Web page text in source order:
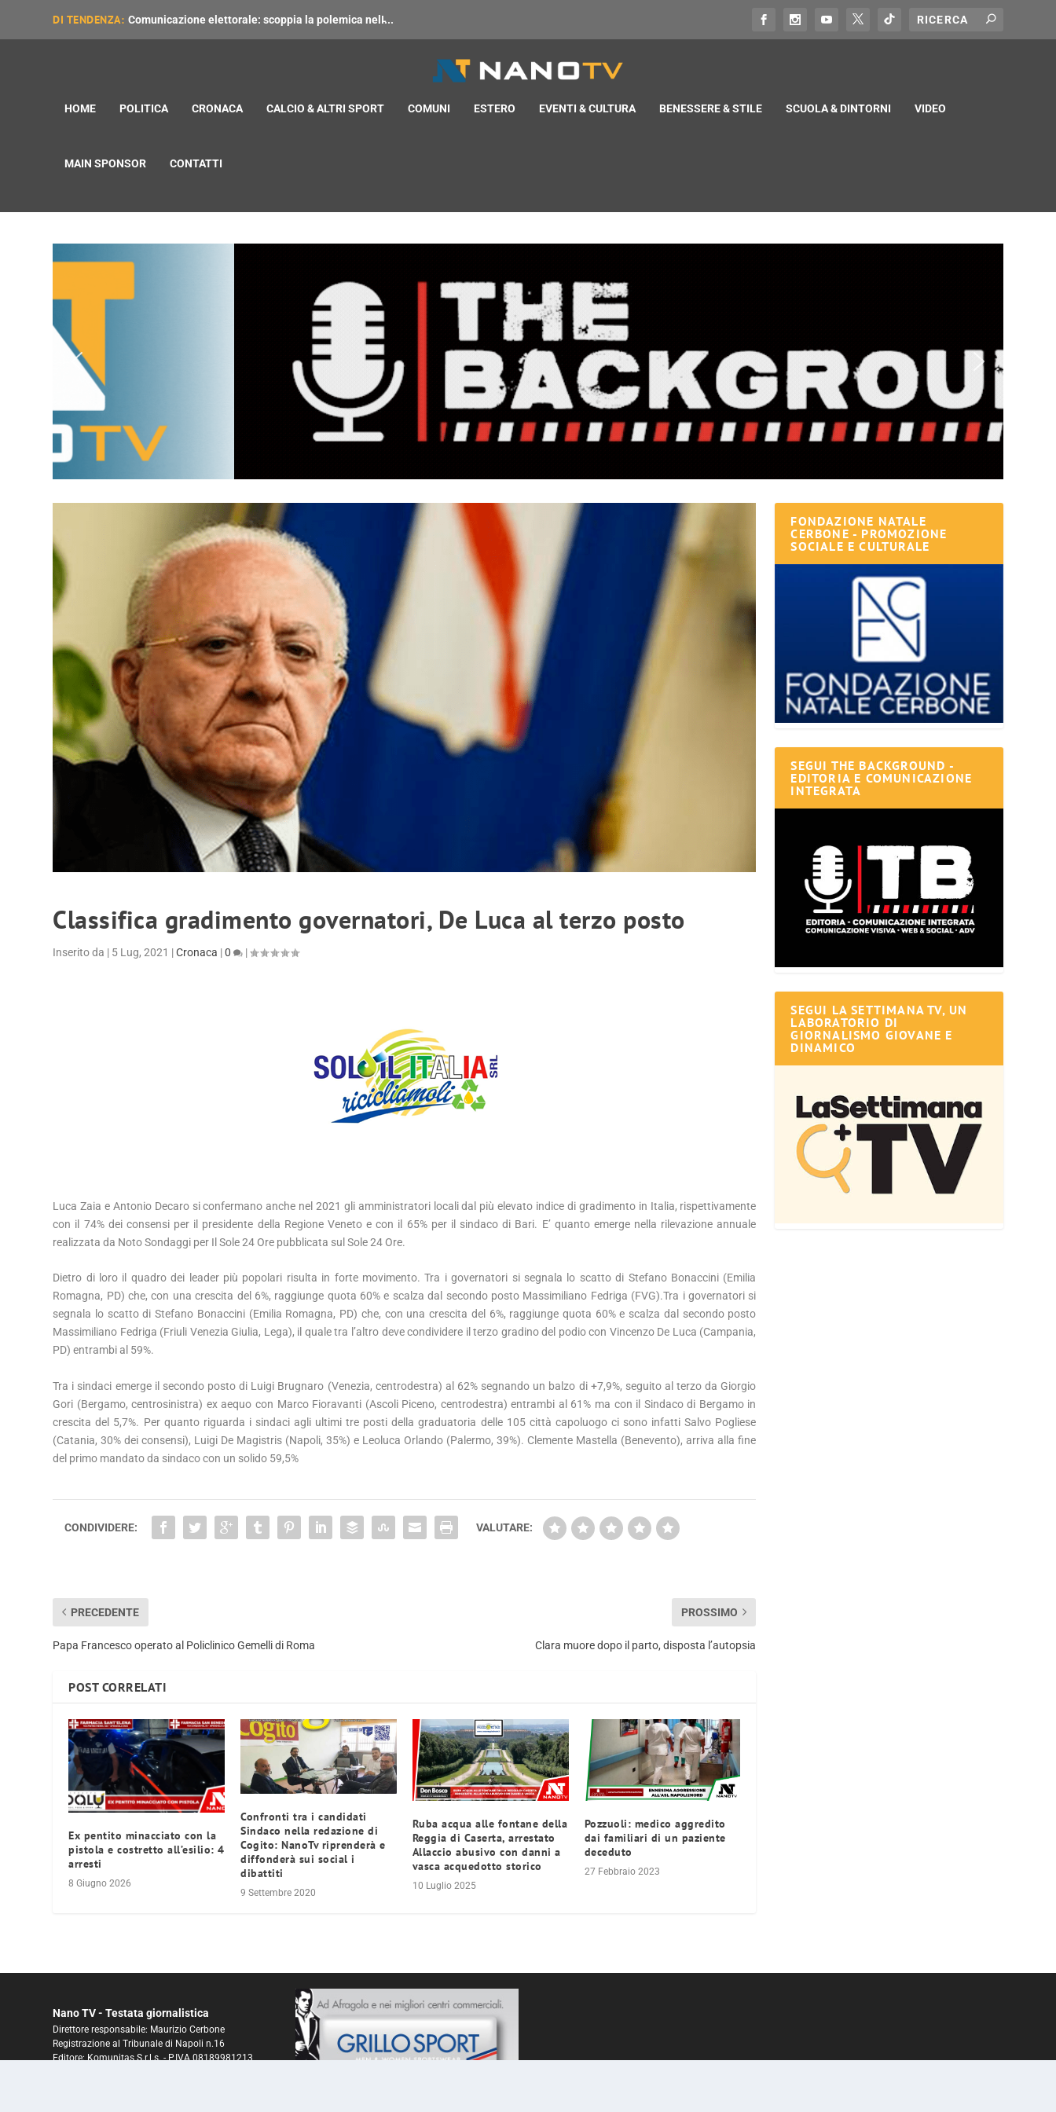
DI TENDENZA: Comunicazione elettorale: scoppia la polemica nell̵...
HOME POLITICA CRONACA CALCIO & ALTRI SPORT COMUNI ESTERO EVENTI & CULTURA BENESSERE & STILE SCUOLA & DINTORNI VIDEO
MAIN SPONSOR CONTATTI
Classifica gradimento governatori, De Luca al terzo posto
Inserito da | 5 Lug, 2021 |Cronaca |0 |
Luca Zaia e Antonio Decaro si confermano anche nel 2021 gli amministratori locali dal più elevato indice di gradimento in Italia, rispettivamente
con il 74% dei consensi per il presidente della Regione Veneto e con il 65% per il sindaco di Bari. E’ quanto emerge nella rilevazione annuale
realizzata da Noto Sondaggi per Il Sole 24 Ore pubblicata sul Sole 24 Ore.
Dietro di loro il quadro dei leader più popolari risulta in forte movimento. Tra i governatori si segnala lo scatto di Stefano Bonaccini (Emilia
Romagna, PD) che, con una crescita del 6%, raggiunge quota 60% e scalza dal secondo posto Massimiliano Fedriga (FVG).Tra i governatori si
segnala lo scatto di Stefano Bonaccini (Emilia Romagna, PD) che, con una crescita del 6%, raggiunge quota 60% e scalza dal secondo posto
Massimiliano Fedriga (Friuli Venezia Giulia, Lega), il quale tra l’altro deve condividere il terzo gradino del podio con Vincenzo De Luca (Campania,
PD) entrambi al 59%.
Tra i sindaci emerge il secondo posto di Luigi Brugnaro (Venezia, centrodestra) al 62% segnando un balzo di +7,9%, seguito al terzo da Giorgio
Gori (Bergamo, centrosinistra) ex aequo con Marco Fioravanti (Ascoli Piceno, centrodestra) entrambi al 61% ma con il Sindaco di Bergamo in
crescita del 5,7%. Per quanto riguarda i sindaci agli ultimi tre posti della graduatoria delle 105 città capoluogo ci sono infatti Salvo Pogliese
(Catania, 30% dei consensi), Luigi De Magistris (Napoli, 35%) e Leoluca Orlando (Palermo, 39%). Clemente Mastella (Benevento), arriva alla fine
del primo mandato da sindaco con un solido 59,5%
CONDIVIDERE: VALUTARE:
PRECEDENTE
Papa Francesco operato al Policlinico Gemelli di Roma
PROSSIMO
Clara muore dopo il parto, disposta l’autopsia
POST CORRELATI
Ex pentito minacciato con la
pistola e costretto all’esilio: 4
arresti
8 Giugno 2026
Confronti tra i candidati
Sindaco nella redazione di
Cogito: NanoTv riprenderà e
diffonderà sui social i
dibattiti
9 Settembre 2020
Ruba acqua alle fontane della
Reggia di Caserta, arrestato
Allaccio abusivo con danni a
vasca acquedotto storico
10 Luglio 2025
Pozzuoli: medico aggredito
dai familiari di un paziente
deceduto
27 Febbraio 2023
FONDAZIONE NATALE
CERBONE - PROMOZIONE
SOCIALE E CULTURALE
SEGUI THE BACKGROUND -
EDITORIA E COMUNICAZIONE
INTEGRATA
SEGUI LA SETTIMANA TV, UN
LABORATORIO DI
GIORNALISMO GIOVANE E
DINAMICO
Nano TV - Testata giornalistica
Direttore responsabile: Maurizio Cerbone
Registrazione al Tribunale di Napoli n.16
Editore: Komunitas S.r.l.s. - P.IVA 08189981213